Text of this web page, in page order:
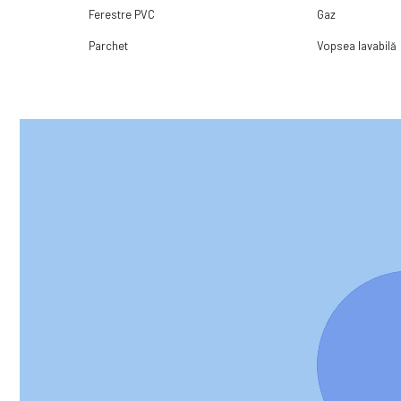
Ferestre PVC Gaz
Parchet Vopsea lavabilă